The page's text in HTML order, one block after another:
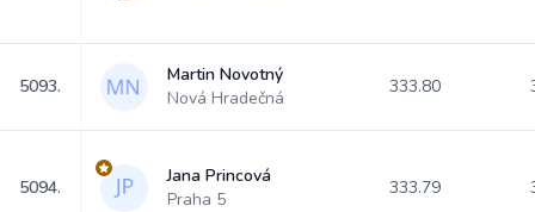
5093.
Martin Novotný
Nová Hradečná
333.80
5094.
Jana Princová
Praha 5
333.79